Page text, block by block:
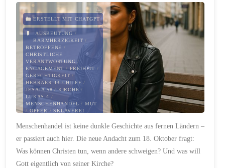
ERSTELLT MIT CHATGPT
AUSBEUTUNG /
BARMHERZIGKEIT /
BETROFFENE /
CHRISTLICHE
VERANTWORTUNG /
ENGAGEMENT / FREIHEIT /
GERECHTIGKEIT /
HEBRÄER 13 / HILFE /
JESAJA 58/KIRCHE /
LUKAS 4 /
MENSCHENHANDEL / MUT
/ OPFER /SKLAVEREI
18. OKTOBER 2025
Menschenhandel ist keine dunkle Geschichte aus fernen Ländern –
er passiert auch hier. Die neue Andacht zum 18. Oktober fragt:
Was können Christen tun, wenn andere schweigen? Und was will
Gott eigentlich von seiner Kirche?